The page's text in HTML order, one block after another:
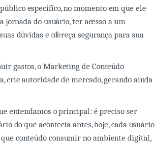
específico, no momento em que ele
jornada do usuário, ter acesso a um
dúvidas e ofereça segurança para sua
gastos, o Marketing de Conteúdo
crie autoridade de mercado, gerando ainda
entendamos o principal: é preciso ser
do que acontecia antes, hoje, cada usuário
conteúdo consumir no ambiente digital,